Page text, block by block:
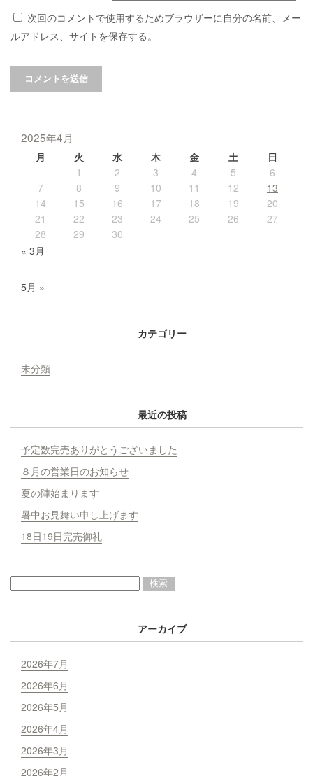
次回のコメントで使用するためブラウザーに自分の名前、メー
ルアドレス、サイトを保存する。
2025年4月
月 火 水 木 金 土
日
1
2 3 4 5
6
7
8 9 10 11 12
13
14
15 16 17 18 19
20
21
22 23 24 25 26
27
28
29
30
« 3月
5月 »
カテゴリー
未分類
最近の投稿
予定数完売ありがとうございました
８月の営業日のお知らせ
夏の陣始まります
暑中お見舞い申し上げます
18日19日完売御礼
アーカイブ
2026年7月
2026年6月
2026年5月
2026年4月
2026年3月
2026年2月